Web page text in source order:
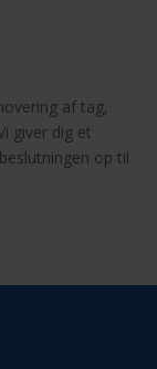
af tag,
giver dig et
op til